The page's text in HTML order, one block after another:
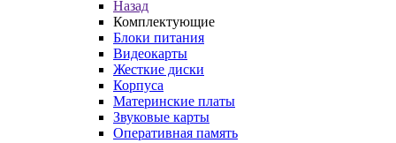
Назад
Комплектующие
Блоки питания
Видеокарты
Жесткие диски
Корпуса
Материнские платы
Звуковые карты
Оперативная память